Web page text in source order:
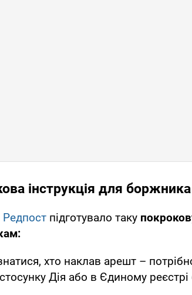
інструкція для боржника
Редпост підготувало таку
хто наклав арешт –
Дія або в Єдиному